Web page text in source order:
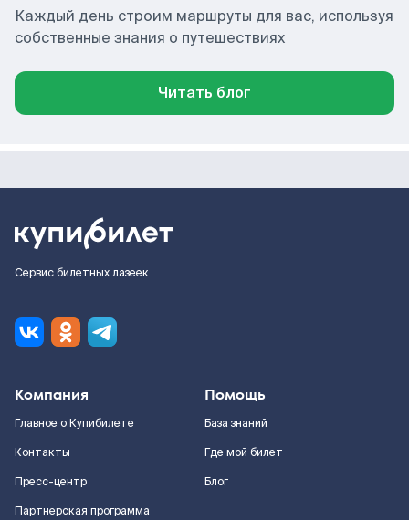
Каждый день строим маршруты для вас, используя
собственные знания о путешествиях
Читать блог
Сервис билетных лазеек
Компания
Главное о Купибилете
Контакты
Пресс-центр
Партнерская программа
Помощь
База знаний
Где мой билет
Блог